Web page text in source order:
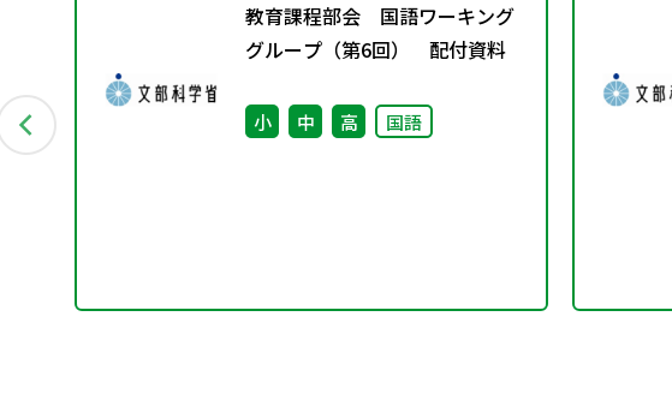
教育課程部会 国語ワーキング
グループ（第6回） 配付資料
小 中 高 国語